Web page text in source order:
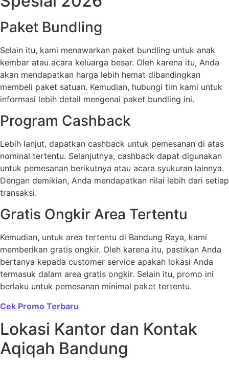
Paket Bundling
Selain itu, kami menawarkan paket bundling untuk anak
kembar atau acara keluarga besar. Oleh karena itu, Anda
akan mendapatkan harga lebih hemat dibandingkan
membeli paket satuan. Kemudian, hubungi tim kami untuk
informasi lebih detail mengenai paket bundling ini.
Program Cashback
Lebih lanjut, dapatkan cashback untuk pemesanan di atas
nominal tertentu. Selanjutnya, cashback dapat digunakan
untuk pemesanan berikutnya atau acara syukuran lainnya.
Dengan demikian, Anda mendapatkan nilai lebih dari setiap
transaksi.
Gratis Ongkir Area Tertentu
Kemudian, untuk area tertentu di Bandung Raya, kami
memberikan gratis ongkir. Oleh karena itu, pastikan Anda
bertanya kepada customer service apakah lokasi Anda
termasuk dalam area gratis ongkir. Selain itu, promo ini
berlaku untuk pemesanan minimal paket tertentu.
Cek Promo Terbaru
Lokasi Kantor dan Kontak
Aqiqah Bandung